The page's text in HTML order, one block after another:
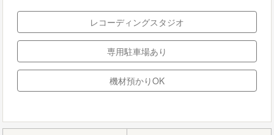
レコーディングスタジオ
専用駐車場あり
機材預かりOK